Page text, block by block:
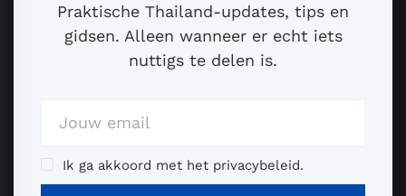
Praktische Thailand-updates, tips en
gidsen. Alleen wanneer er echt iets
nuttigs te delen is.
Ik ga akkoord met het privacybeleid.